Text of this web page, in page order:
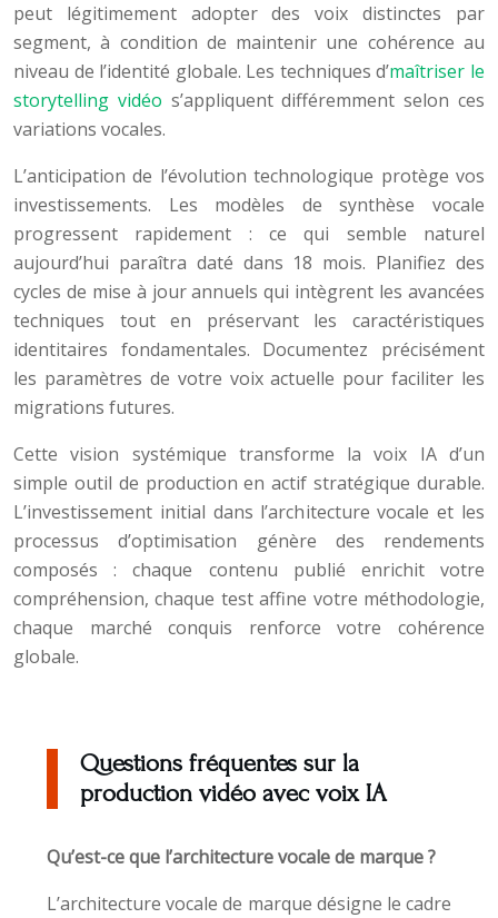
peut légitimement adopter des voix distinctes par
segment, à condition de maintenir une cohérence au
niveau de l’identité globale. Les techniques d’maîtriser le
storytelling vidéo s’appliquent différemment selon ces
variations vocales.
L’anticipation de l’évolution technologique protège vos
investissements. Les modèles de synthèse vocale
progressent rapidement : ce qui semble naturel
aujourd’hui paraîtra daté dans 18 mois. Planifiez des
cycles de mise à jour annuels qui intègrent les avancées
techniques tout en préservant les caractéristiques
identitaires fondamentales. Documentez précisément
les paramètres de votre voix actuelle pour faciliter les
migrations futures.
Cette vision systémique transforme la voix IA d’un
simple outil de production en actif stratégique durable.
L’investissement initial dans l’architecture vocale et les
processus d’optimisation génère des rendements
composés : chaque contenu publié enrichit votre
compréhension, chaque test affine votre méthodologie,
chaque marché conquis renforce votre cohérence
globale.
Questions fréquentes sur la
production vidéo avec voix IA
Qu’est-ce que l’architecture vocale de marque ?
L’architecture vocale de marque désigne le cadre